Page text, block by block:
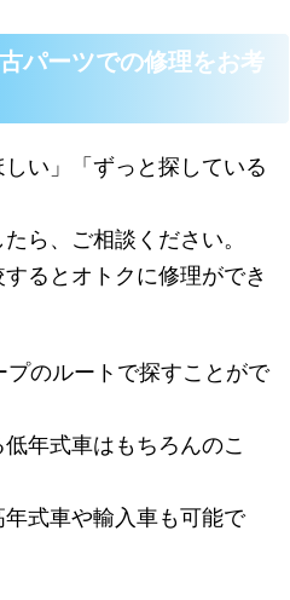
パーツでの修理をお考
しい」「ずっと探している
ら、ご相談ください。
るとオトクに修理ができ
のルートで探すことがで
年式車はもちろんのこ
式車や輸入車も可能で